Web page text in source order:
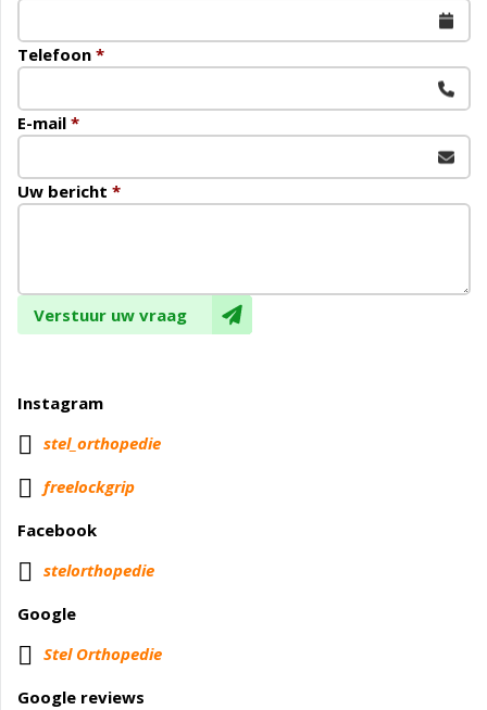
Telefoon *
E-mail *
Uw bericht *
Verstuur uw vraag
Instagram
 stel_orthopedie

freelockgrip
Facebook
stelorthopedie
Google
Stel Orthopedie
Google reviews